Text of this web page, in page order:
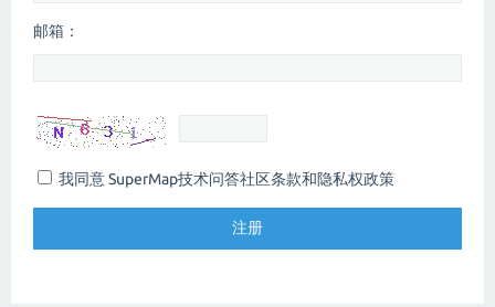
邮箱：
我同意 SuperMap技术问答社区条款和隐私权政策